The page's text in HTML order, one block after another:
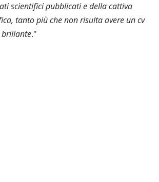
scientifici pubblicati e della cattiva
tanto più che non risulta avere un cv
."